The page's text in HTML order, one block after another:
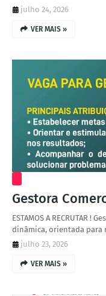
julho 24, 2026
VER MAIS »
Gestora
ESTAMOS A RECRUTAR !
dinâmica, orientada para
julho 23, 2026
VER MAIS »